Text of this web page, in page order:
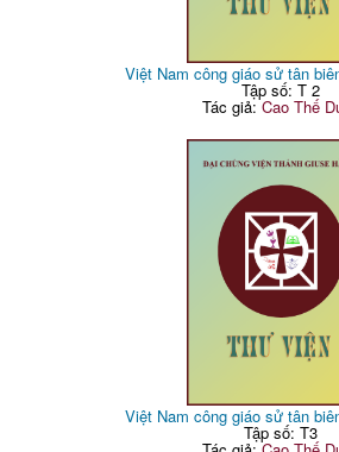
Việt Nam công giáo sử tân
Tập số: T 2
Tác giả:Cao Thế
Việt Nam công giáo sử tân
Tập số: T3